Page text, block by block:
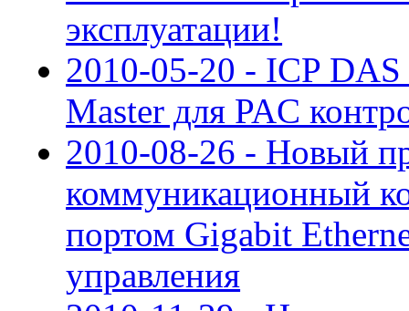
эксплуатации!
2010-05-20 - ICP
Master для PAC
2010-08-26 - Новый
коммуникационный
портом Gigabit
управления